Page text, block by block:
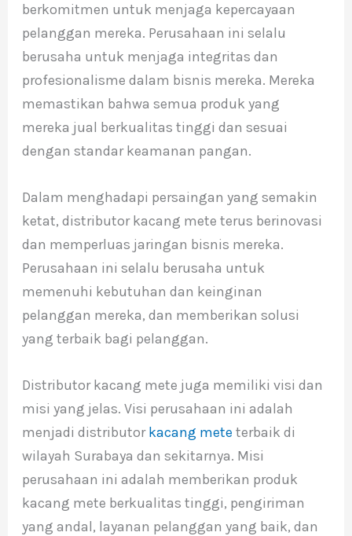
berkomitmen untuk menjaga kepercayaan
pelanggan mereka. Perusahaan ini selalu
berusaha untuk menjaga integritas dan
profesionalisme dalam bisnis mereka. Mereka
memastikan bahwa semua produk yang
mereka jual berkualitas tinggi dan sesuai
dengan standar keamanan pangan.
Dalam menghadapi persaingan yang semakin
ketat, distributor kacang mete terus berinovasi
dan memperluas jaringan bisnis mereka.
Perusahaan ini selalu berusaha untuk
memenuhi kebutuhan dan keinginan
pelanggan mereka, dan memberikan solusi
yang terbaik bagi pelanggan.
Distributor kacang mete juga memiliki visi dan
misi yang jelas. Visi perusahaan ini adalah
menjadi distributorkacang mete terbaik di
wilayah Surabaya dan sekitarnya. Misi
perusahaan ini adalah memberikan produk
kacang mete berkualitas tinggi, pengiriman
yang andal, layanan pelanggan yang baik, dan